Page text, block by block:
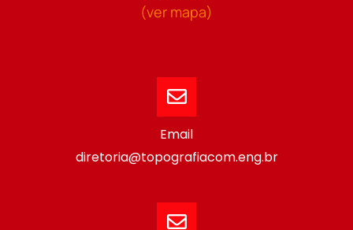
(ver mapa)
Email
diretoria@topografiacom.eng.br